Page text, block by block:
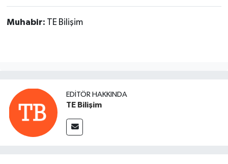
Muhabir: TE Bilişim
EDITÖR HAKKINDA
TE Bilişim